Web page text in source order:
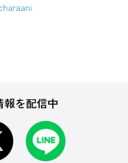
報を配信中